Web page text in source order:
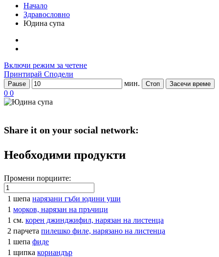
Начало
Здравословно
Юдина супа
Включи режим за четене
Принтирай Сподели
Pause мин. Стоп Засечи време
0 0
Share it on your social network:
Необходими продукти
Промени порциите:
1 шепа нарязани гъби юдини уши
1 морков, нарязан на пръчици
1 см. корен джинджифил, нарязан на листенца
2 парчета пилешко филе, нарязано на листенца
1 шепа фиде
1 щипка кориандър